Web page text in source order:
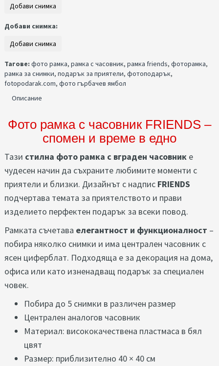
Добави снимка:
Тагове: фото рамка, рамка с часовник, рамка friends, фоторамка,
рамка за снимки, подарък за приятели, фотоподарък,
fotopodarak.com, фото гърбачев ямбол
Описание
Фото рамка с часовник FRIENDS –
спомен и време в едно
Тази стилна фото рамка с вграден часовник е
чудесен начин да съхраните любимите моменти с
приятели и близки. Дизайнът с надпис FRIENDS
подчертава темата за приятелството и прави
изделието перфектен подарък за всеки повод.
Рамката съчетава елегантност и функционалност –
побира няколко снимки и има централен часовник с
ясен циферблат. Подходяща е за декорация на дома,
офиса или като изненадващ подарък за специален
човек.
Побира до 5 снимки в различен размер
Централен аналогов часовник
Материал: висококачествена пластмаса в бял
цвят
Размер: приблизително 40 × 40 см